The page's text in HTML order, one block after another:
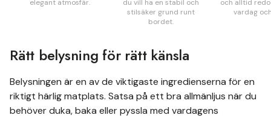
elegant atmosfär.
du vill ha en stabil och
stilsäker grund runt
bordet.
och alltid
vardag
Rätt belysning för rätt känsla
Belysningen är en av de viktigaste ingredienserna för en
riktigt härlig matplats. Satsa på ett bra allmänljus när du
behöver duka, baka eller pyssla med vardagens